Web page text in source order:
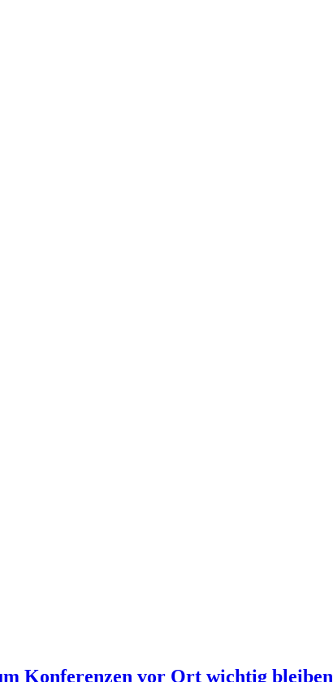
Konferenzen vor Ort wichtig bleiben